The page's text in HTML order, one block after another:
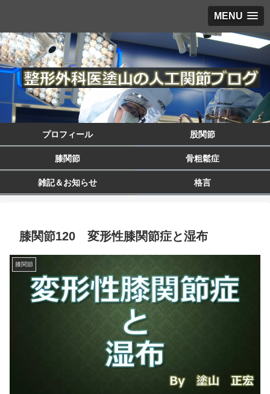
MENU
プロフィール 股関節
膝関節 骨粗鬆症
雑記＆お知らせ 格言
膝関節120 変形性膝関節症と湿布
膝関節